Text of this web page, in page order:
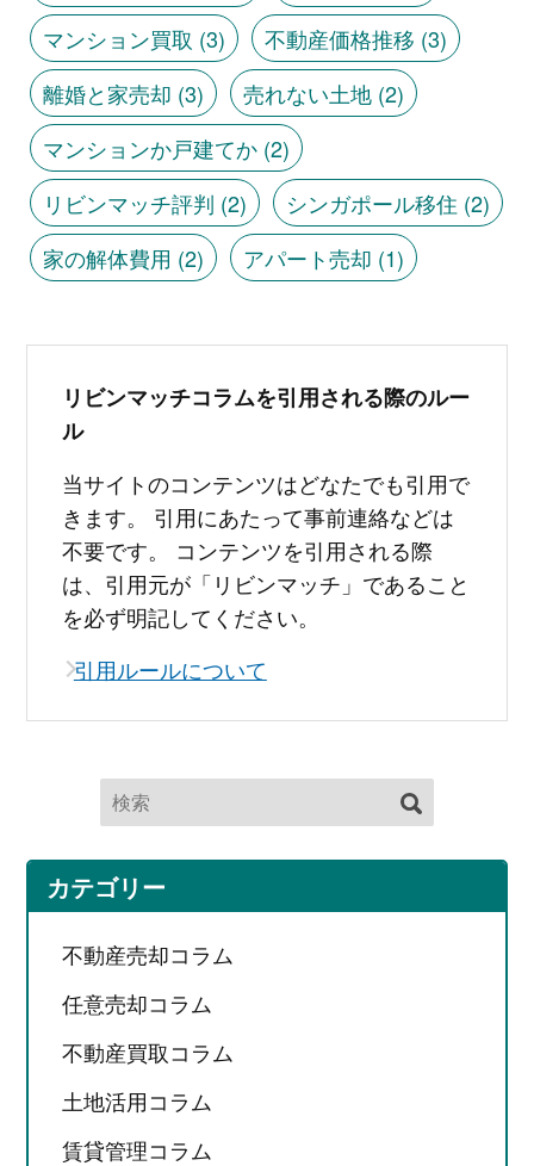
マンション買取 (3) 不動産価格推移 (3)
離婚と家売却 (3) 売れない土地(2)
マンションか戸建てか(2)
リビンマッチ評判 (2) シンガポール移住 (2)
家の解体費用 (2) アパート売却 (1)
リビンマッチコラムを引用される際のルー
ル
当サイトのコンテンツはどなたでも引用で
きます。 引用にあたって事前連絡などは
不要です。 コンテンツを引用される際
は、引用元が「リビンマッチ」であること
を必ず明記してください。
引用ルールについて
カテゴリー
不動産売却コラム
任意売却コラム
不動産買取コラム
土地活用コラム
賃貸管理コラム